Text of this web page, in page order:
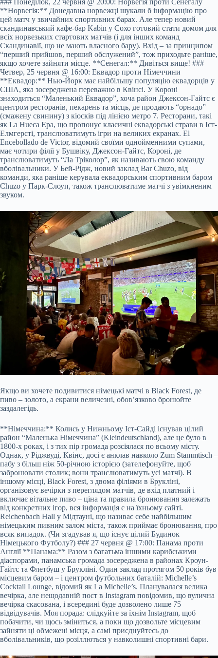
### Понеділок, 22 червня @ 20:00: Норвегія проти Сенегалу
**Норвегія:** Донедавна норвежці шукали б інформацію про
цей матч у звичайних спортивних барах. Але тепер новий
скандинавський кафе-бар Kabin у Сохо готовий стати домом для
всіх норвезьких стартових матчів (і для інших команд
Скандинавії, що не мають власного бару). Вхід – за принципом
“перший прийшов, перший обслужений”, тож приходьте раніше,
якщо хочете зайняти місце. **Сенегал:** Дивіться вище! ###
Четвер, 25 червня @ 16:00: Еквадор проти Німеччини
**Еквадор:** Нью-Йорк має найбільшу популяцію еквадорців у
США, яка зосереджена переважно в Квінсі. У Короні
знаходиться “Маленький Еквадор”, хоча район Джексон-Гайтс є
центром ресторанів, пекарень та місць, де продають “орнадо”
(смажену свинину) з кіосків під лінією метро 7. Ресторани, такі
як La Hueca Epa, що пропонує класичні еквадорські страви в Іст-
Елмгерсті, транслюватимуть ігри на великих екранах. El
Encebollado de Victor, відомий своїми однойменними супами,
має чотири філії у Бушвіку, Джексон-Гайтс, Короні, де
транслюватимуть “Ла Тріколор”, як називають свою команду
вболівальники. У Бей-Рідж, новий заклад Bar Chuzo, від
команди, яка раніше керувала еквадорським спортивним баром
Chuzo у Парк-Слоуп, також транслюватиме матчі з увімкненим
звуком.
Якщо ви хочете подивитися німецькі матчі в Black Forest, де
пиво – золото, а екрани величезні, обов’язково бронюйте
заздалегідь.
**Німеччина:** Колись у Нижньому Іст-Сайді існував цілий
район “Маленька Німеччина” (Kleindeutschland), але це було в
1800-х роках, і з тих пір громада розсіялася по всьому місту.
Однак, у Ріджвуді, Квінс, досі є анклав навколо Zum Stammtisch –
пабу з більш ніж 50-річною історією (зателефонуйте, щоб
забронювати столик; вони транслюватимуть усі матчі). В
іншому місці, Black Forest, з двома філіями в Брукліні,
організовує вечірки з переглядом матчів, де вхід платний і
включає вітальне пиво – ціна та правила бронювання залежать
від конкретних ігор, вся інформація є на їхньому сайті.
Reichenbach Hall у Мідтауні, що називає себе найбільшим
німецьким пивним залом міста, також приймає бронювання, про
всяк випадок. (Чи згадував я, що існує цілий Будинок
Німецького Футболу?) ### 27 червня @ 17:00: Панама проти
Англії **Панама:** Разом з багатьма іншими карибськими
діаспорами, панамська громада зосереджена в районах Кроун-
Гайтс та Флетбуш у Брукліні. Один заклад протягом 50 років був
місцевим баром – і центром футбольних баталій: Michelle’s
Cocktail Lounge, відомий як La Michelle’s. Планувалася велика
вечірка, але нещодавній пост в Instagram повідомив, що вулична
вечірка скасована, і всередині буде дозволено лише 75
відвідувачів. Моя порада: слідкуйте за їхнім Instagram, щоб
побачити, чи щось зміниться, а поки що дозвольте місцевим
зайняти ці обмежені місця, а самі приєднуйтесь до
вболівальників, що розіллються у навколишні спортивні бари.